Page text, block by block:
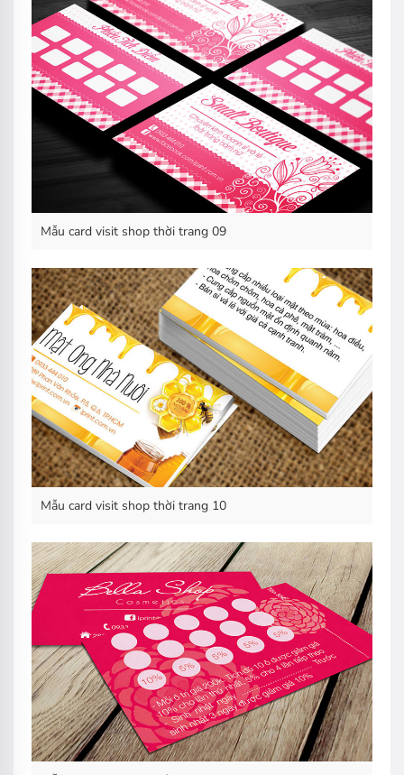
Mẫu card visit shop thời trang 09
Mẫu card visit shop thời trang 10